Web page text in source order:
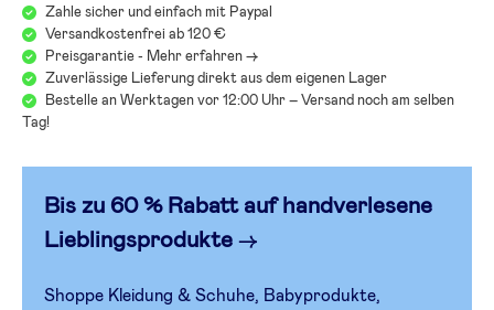
Zahle sicher und einfach mit Paypal
Versandkostenfrei ab 120 €
Preisgarantie - Mehr erfahren ->
Zuverlässige Lieferung direkt aus dem eigenen Lager
Bestelle an Werktagen vor 12:00 Uhr – Versand noch am selben
Tag!
Bis zu 60 % Rabatt auf handverlesene
Lieblingsprodukte→
Shoppe Kleidung & Schuhe, Babyprodukte,